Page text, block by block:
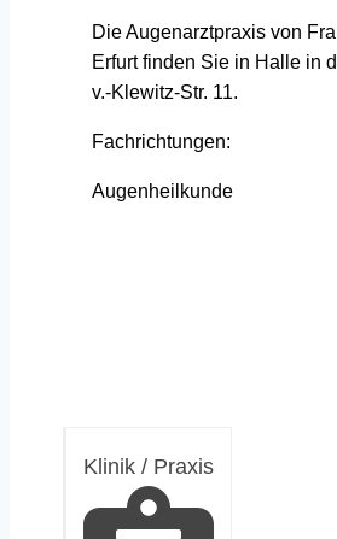
Die Augenarztpraxis von
Erfurt finden Sie in Halle in
v.-Klewitz-Str. 11.
Fachrichtungen:
Augenheilkunde
Klinik / Praxis